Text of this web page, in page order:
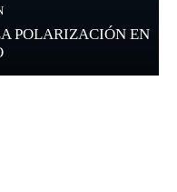
POLARIZACIÓN EN